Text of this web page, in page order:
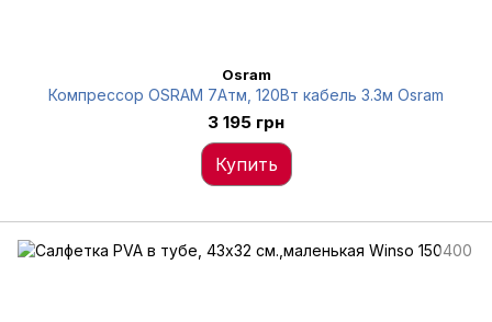
Osram
Компрессор OSRAM 7Атм, 120Вт кабель 3.3м Osram
3 195 грн
Купить